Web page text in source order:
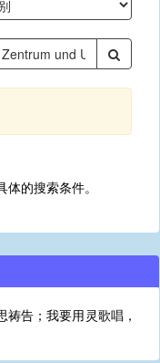
的搜索条件。
告；我要用灵歌唱，